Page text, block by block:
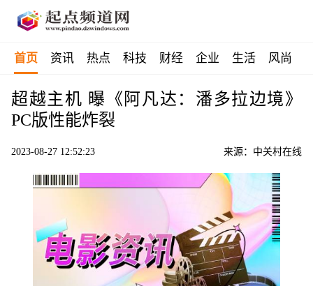
首页 资讯 热点 科技 财经 企业 生活 风尚
超越主机 曝《阿凡达：潘多拉边境》
PC版性能炸裂
2023-08-27 12:52:23 来源：中关村在线